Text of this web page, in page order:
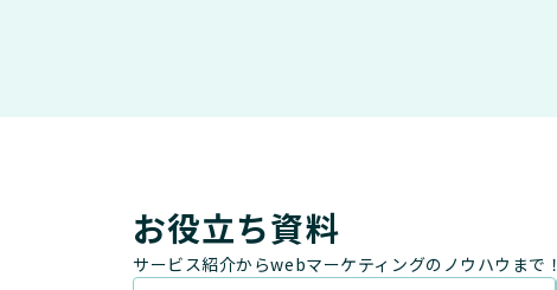
お役立ち資料
サービス紹介からwebマーケティングのノウハウまで